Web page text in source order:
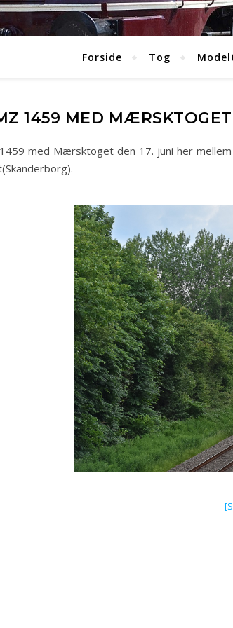
Forside Tog
1459 MED
med Mærsktoget den 17. juni her